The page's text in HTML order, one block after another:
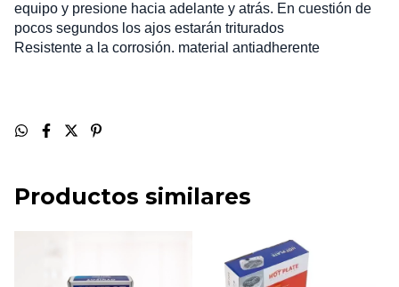
equipo y presione hacia adelante y atrás. En cuestión de
pocos segundos los ajos estarán triturados
Resistente a la corrosión. material antiadherente
Productos similares